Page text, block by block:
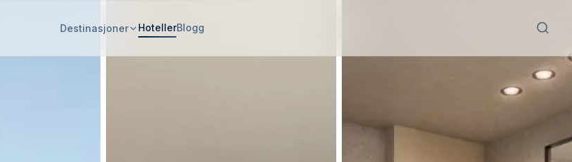
Destinasjoner HotellerBlogg